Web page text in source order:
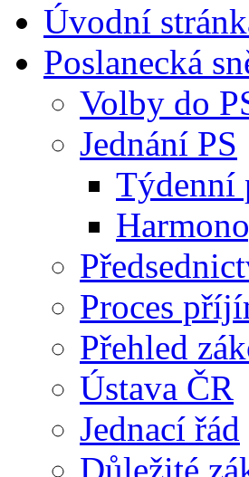
Úvodní
Poslanecká
Volby do
Jednání PS
Týdenní
Proces
Přehled
Ústava ČR
Jednací řád
Důležité